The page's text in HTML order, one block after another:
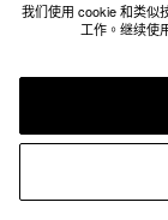
我们使用 cookie 和类似
工作。继续使